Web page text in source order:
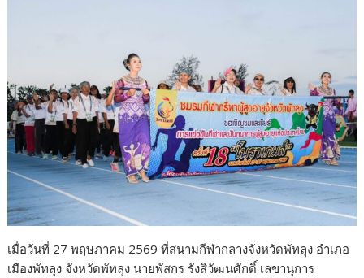
เมื่อวันที่ 27 พฤษภาคม 2569 ที่สนามกีฬากลางจังหวัดพัทลุง อำเภอ
เมืองพัทลุง จังหวัดพัทลุง นายพัสกร รังสิวัฒนศักดิ์ เลขานุการ